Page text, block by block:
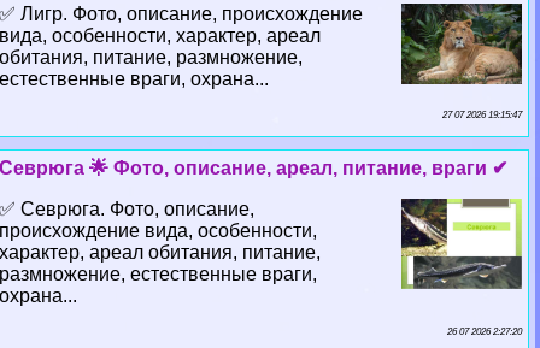
✅ Лигр. Фото, описание, происхождение
вида, особенности, хаpaктер, ареал
обитания, питание, размножение,
естественные враги, охрана...
27 07 2026 19:15:47
Севрюга 🌟 Фото, описание, ареал, питание, враги ✔
✅ Севрюга. Фото, описание,
происхождение вида, особенности,
хаpaктер, ареал обитания, питание,
размножение, естественные враги,
охрана...
26 07 2026 2:27:20